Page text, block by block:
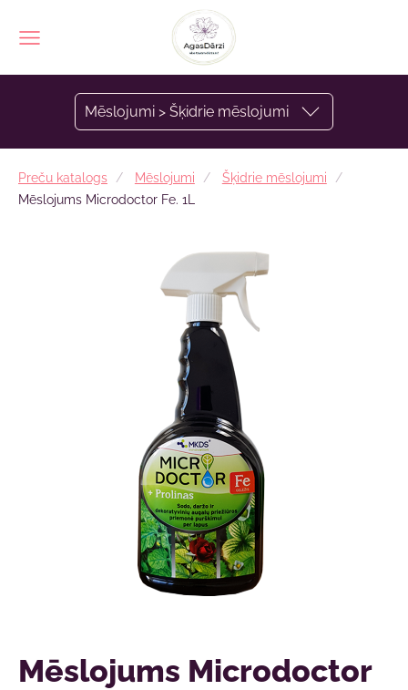
Mēslojumi > Šķidrie mēslojumi
Preču katalogs Mēslojumi
Šķidrie mēslojumi
Mēslojums Microdoctor Fe. 1L
Mēslojums Microdoctor